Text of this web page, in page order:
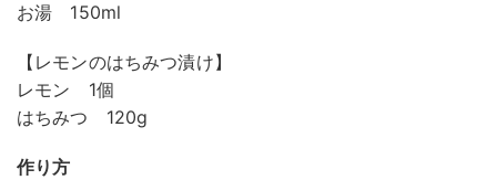
お湯 150ml
【レモンのはちみつ漬け】
レモン 1個
はちみつ 120g
作り方